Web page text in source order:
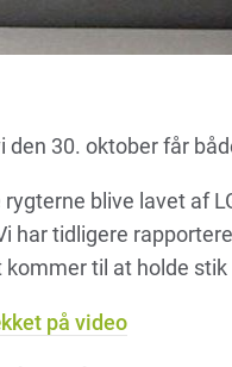
den 30. oktober får
rygterne blive lavet af
har tidligere
kommer til at holde
på video